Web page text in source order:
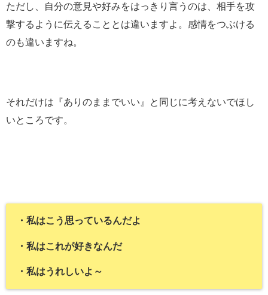
ただし、自分の意見や好みをはっきり言うのは、相手を攻
撃するように伝えることとは違いますよ。感情をつぶける
のも違いますね。
それだけは『ありのままでいい』と同じに考えないでほし
いところです。
・私はこう思っているんだよ
・私はこれが好きなんだ
・私はうれしいよ～